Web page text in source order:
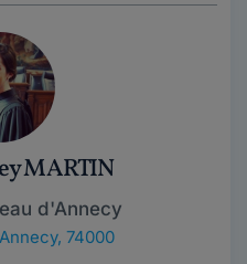
MARTIN
d'Annecy
Annecy, 74000